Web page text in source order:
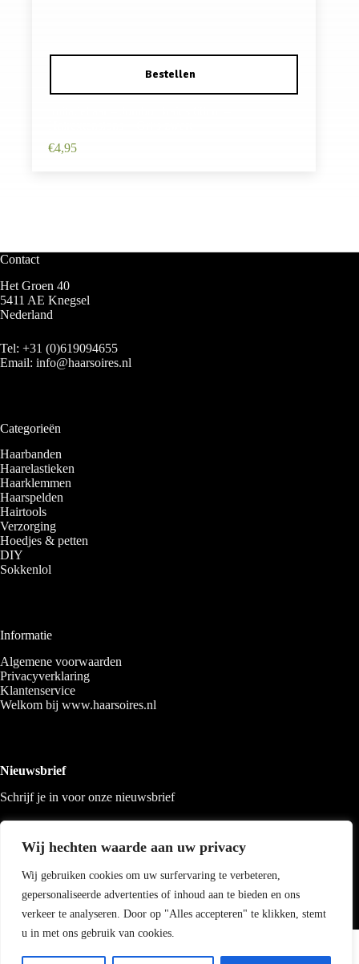
Wij hechten waarde aan uw privacy
Wij gebruiken cookies om uw surfervaring te verbeteren,
gepersonaliseerde advertenties of inhoud aan te bieden en ons
verkeer te analyseren. Door op "Alles accepteren" te klikken, stemt
u in met ons gebruik van cookies.
€4,95
Contact
Het Groen 40
5411 AE Knegsel
Nederland
Tel: +31 (0)619094655
Email: info@haarsoires.nl
Categorieën
Haarbanden
Haarelastieken
Haarklemmen
Haarspelden
Hairtools
Verzorging
Hoedjes & petten
DIY
Sokkenlol
Informatie
Algemene voorwaarden
Privacyverklaring
Klantenservice
Welkom bij www.haarsoires.nl
Nieuwsbrief
Schrijf je in voor onze nieuwsbrief
Copyright 2026 Haarsoires